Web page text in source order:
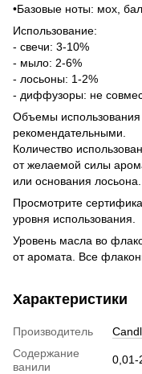
•Базовые ноты: мох,
Использование:
- свечи: 3-10%
- мыло: 2-6%
- лосьоны: 1-2%
- диффузоры: не
Объемы использования
рекомендательными.
Количество
от желаемой силы
или основания лосьона.
Просмотрите
уровня использования.
Уровень масла во
от аромата. Все
Характеристики
Производитель
Содержание
ванили
0,01-